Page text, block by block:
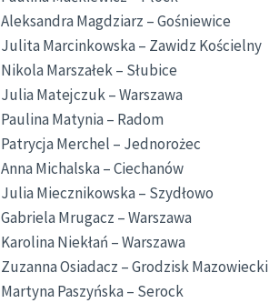
Aleksandra Magdziarz – Gośniewice
Julita Marcinkowska – Zawidz Kościelny
Nikola Marszałek – Słubice
Julia Matejczuk – Warszawa
Paulina Matynia – Radom
Patrycja Merchel – Jednorożec
Anna Michalska – Ciechanów
Julia Miecznikowska – Szydłowo
Gabriela Mrugacz – Warszawa
Karolina Niekłań – Warszawa
Zuzanna Osiadacz – Grodzisk Mazowiecki
Martyna Paszyńska – Serock